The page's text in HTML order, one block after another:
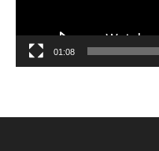
01:08